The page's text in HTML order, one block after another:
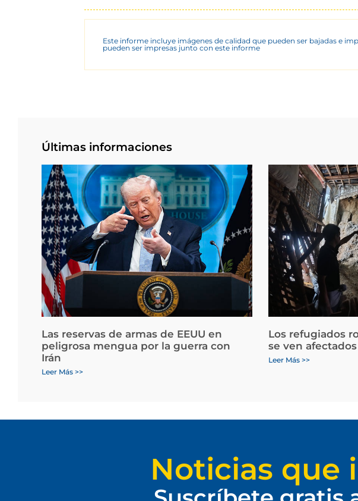
Este informe incluye imágenes de calidad que pueden ser bajadas e
pueden ser impresas junto con este informe
Últimas informaciones
Las reservas de armas de EEUU en
peligrosa mengua por la guerra con
Irán
Leer Más >>
Los refugiados
se ven
Leer Más >>
Noticias que